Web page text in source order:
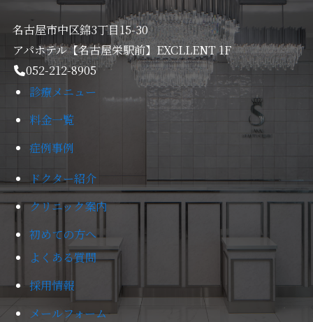
名古屋市中区錦3丁目15-30
アパホテル【名古屋栄駅前】EXCLLENT 1F
052-212-8905
診療メニュー
料金一覧
症例事例
ドクター紹介
クリニック案内
初めての方へ
よくある質問
採用情報
メールフォーム